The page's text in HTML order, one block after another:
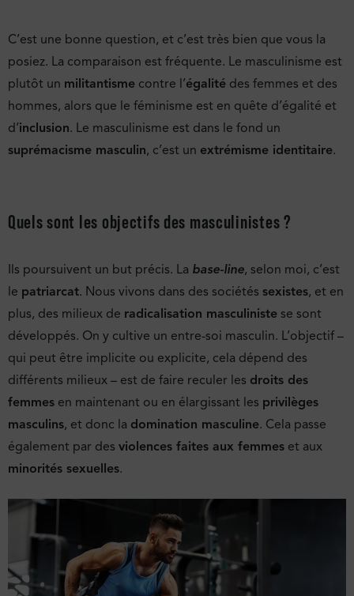
C’est une bonne question, et c’est très bien que vous la
posiez. La comparaison est fréquente. Le masculinisme est
plutôt un militantisme contre l’égalité des femmes et des
hommes, alors que le féminisme est en quête d’égalité et
d’inclusion. Le masculinisme est dans le fond un
suprémacisme masculin, c’est un extrémisme identitaire.
Quels sont les objectifs des masculinistes ?
Ils poursuivent un but précis. La base-line, selon moi, c’est
le patriarcat. Nous vivons dans des sociétés sexistes, et en
plus, des milieux de radicalisation masculiniste se sont
développés. On y cultive un entre-soi masculin. L’objectif –
qui peut être implicite ou explicite, cela dépend des
différents milieux – est de faire reculer les droits des
femmes en maintenant ou en élargissant les privilèges
masculins, et donc la domination masculine. Cela passe
également par des violences faites aux femmes et aux
minorités sexuelles.